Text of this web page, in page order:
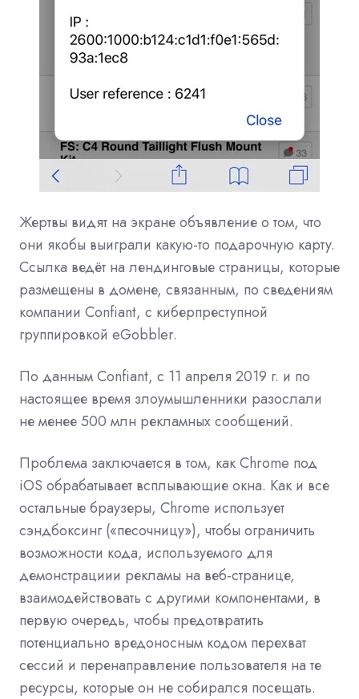
Жертвы видят на экране объявление о том, что
они якобы выиграли какую-то подарочную карту.
Ссылка ведёт на лендинговые страницы, которые
размещены в домене, связанным, по сведениям
компании Confiant, с киберпреступной
группировкой eGobbler.
По данным Confiant, с 11 апреля 2019 г. и по
настоящее время злоумышленники разослали
не менее 500 млн рекламных сообщений.
Проблема заключается в том, как Chrome под
iOS обрабатывает всплывающие окна. Как и все
остальные браузеры, Chrome использует
сэндбоксинг («песочницу»), чтобы ограничить
возможности кода, используемого для
демонстрациии рекламы на веб-странице,
взаимодействовать с другими компонентами, в
первую очередь, чтобы предотвратить
потенциально вредоносным кодом перехват
сессий и перенаправление пользователя на те
ресурсы, которые он не собирался посещать.